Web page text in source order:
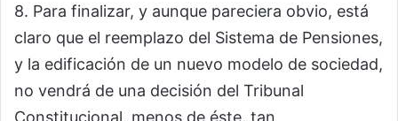
8. Para finalizar, y aunque pareciera obvio, está
claro que el reemplazo del Sistema de Pensiones,
y la edificación de un nuevo modelo de sociedad,
no vendrá de una decisión del Tribunal
Constitucional, menos de éste, tan